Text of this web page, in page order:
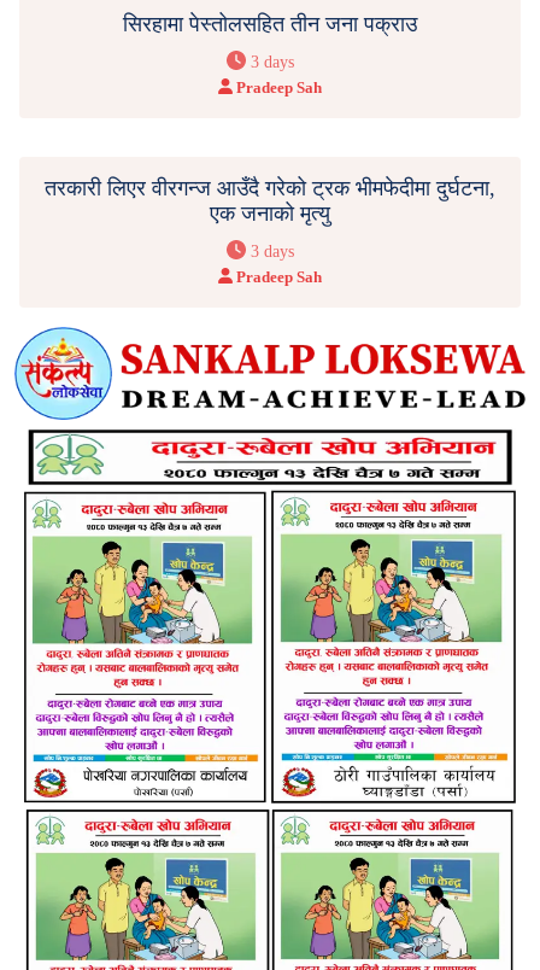
सिरहामा पेस्तोलसहित तीन जना पक्राउ
3 days
Pradeep Sah
तरकारी लिएर वीरगन्ज आउँदै गरेको ट्रक भीमफेदीमा दुर्घटना,
एक जनाको मृत्यु
3 days
Pradeep Sah